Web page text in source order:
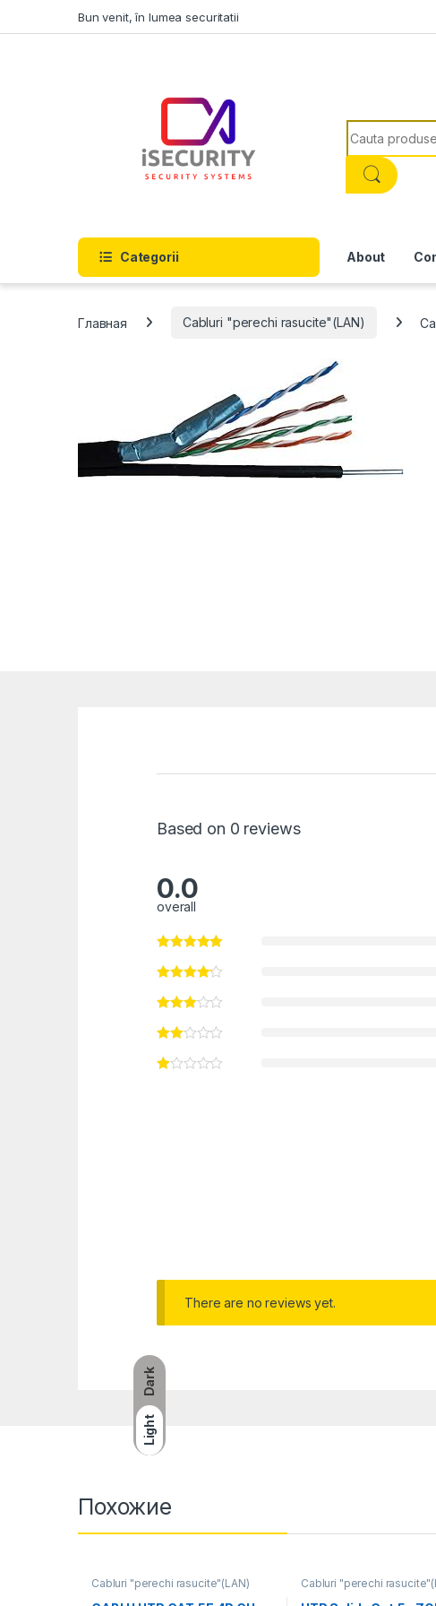
Dark
Light
Bun venit, în lumea securitatii
Search for:
Categorii About
Главная Cabluri "perechi rasucite"(LAN)
Based on 0 reviews
0.0
overall
There are no reviews yet.
Похожие
Cabluri "perechi rasucite"(LAN) Cabluri "perechi